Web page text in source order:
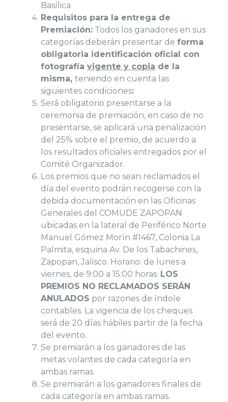
Basílica
Requisitos para la entrega de
Premiación: Todos los ganadores en sus
categorías deberán presentar de forma
obligatoria identificación oficial con
fotografía vigente y copia de la
misma, teniendo en cuenta las
siguientes condiciones:
Será obligatorio presentarse a la
ceremonia de premiación, en caso de no
presentarse, se aplicará una penalización
del 25% sobre el premio, de acuerdo a
los resultados oficiales entregados por el
Comité Organizador.
Los premios que no sean reclamados el
día del evento podrán recogerse con la
debida documentación en las Oficinas
Generales del COMUDE ZAPOPAN
ubicadas en la lateral de Periférico Norte
Manuel Gómez Morín #1467, Colonia La
Palmita, esquina Av. De los Tabachines,
Zapopan, Jalisco. Horario: de lunes a
viernes, de 9:00 a 15:00 horas. LOS
PREMIOS NO RECLAMADOS SERÁN
ANULADOS por razones de índole
contables. La vigencia de los cheques
será de 20 días hábiles partir de la fecha
del evento.
Se premiarán a los ganadores de las
metas volantes de cada categoría en
ambas ramas.
Se premiarán a los ganadores finales de
cada categoría en ambas ramas.